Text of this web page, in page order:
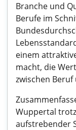
Branche und
Berufe im
einem
macht, die
zwischen Beruf
Wuppertal
aufstrebender